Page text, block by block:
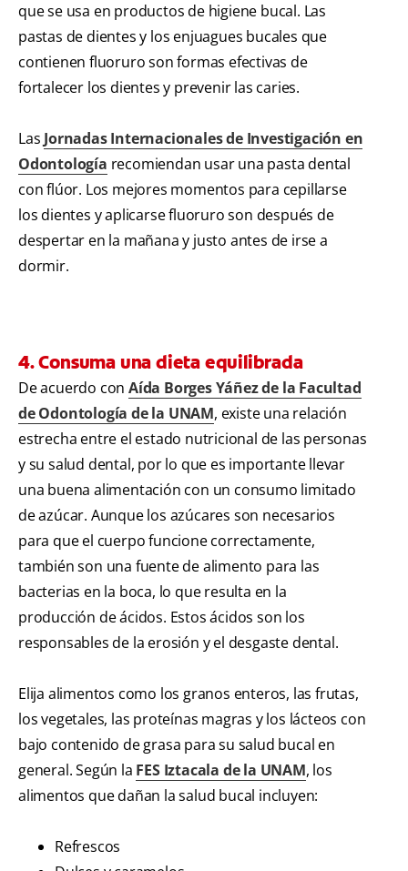
que se usa en productos de higiene bucal. Las
pastas de dientes y los enjuagues bucales que
contienen fluoruro son formas efectivas de
fortalecer los dientes y prevenir las caries.
Las Jornadas Internacionales de Investigación en
Odontología recomiendan usar una pasta dental
con flúor. Los mejores momentos para cepillarse
los dientes y aplicarse fluoruro son después de
despertar en la mañana y justo antes de irse a
dormir.
4. Consuma una dieta equilibrada
De acuerdo con Aída Borges Yáñez de la Facultad
de Odontología de la UNAM, existe una relación
estrecha entre el estado nutricional de las personas
y su salud dental, por lo que es importante llevar
una buena alimentación con un consumo limitado
de azúcar. Aunque los azúcares son necesarios
para que el cuerpo funcione correctamente,
también son una fuente de alimento para las
bacterias en la boca, lo que resulta en la
producción de ácidos. Estos ácidos son los
responsables de la erosión y el desgaste dental.
Elija alimentos como los granos enteros, las frutas,
los vegetales, las proteínas magras y los lácteos con
bajo contenido de grasa para su salud bucal en
general. Según la FES Iztacala de la UNAM, los
alimentos que dañan la salud bucal incluyen:
Refrescos